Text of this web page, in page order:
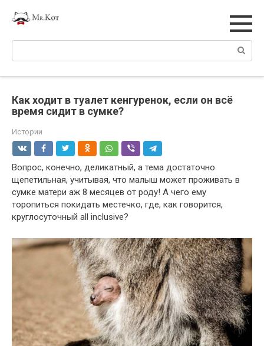
Поиск:
Как ходит в туалет кенгуренок, если он всё
время сидит в сумке?
Истории
Вопрос, конечно, деликатный, а тема достаточно
щепетильная, учитывая, что малыш может проживать в
сумке матери аж 8 месяцев от роду! А чего ему
торопиться покидать местечко, где, как говорится,
круглосуточный all inclusive?